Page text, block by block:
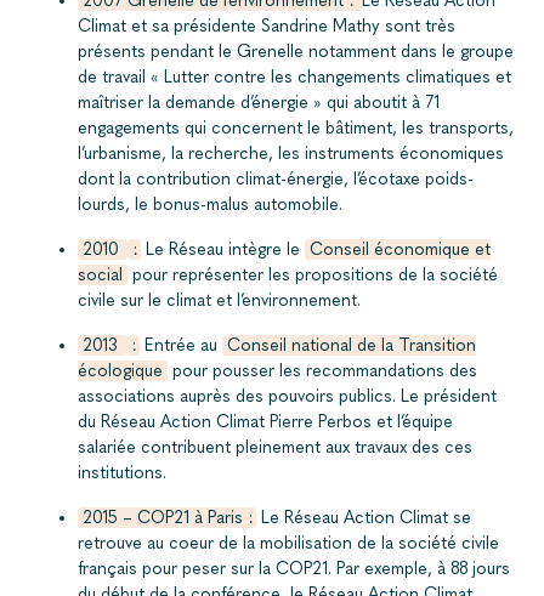
Climat et sa présidente Sandrine Mathy sont très
présents pendant le Grenelle notamment dans le groupe
de travail « Lutter contre les changements climatiques et
maîtriser la demande d’énergie » qui aboutit à 71
engagements qui concernent le bâtiment, les transports,
l’urbanisme, la recherche, les instruments économiques
dont la contribution climat-énergie, l’écotaxe poids-
lourds, le bonus-malus automobile.
2010 : Le Réseau intègre le Conseil économique et
social
pour représenter les propositions de la société
civile sur le climat et l’environnement.
2013 : Entrée au Conseil national de la Transition
écologique pour pousser les recommandations des
associations auprès des pouvoirs publics. Le président
du Réseau Action Climat Pierre Perbos et l’équipe
salariée contribuent pleinement aux travaux des ces
institutions.
2015 – COP21 à Paris : Le Réseau Action Climat se
retrouve au coeur de la mobilisation de la société civile
français pour peser sur la COP21. Par exemple, à 88 jours